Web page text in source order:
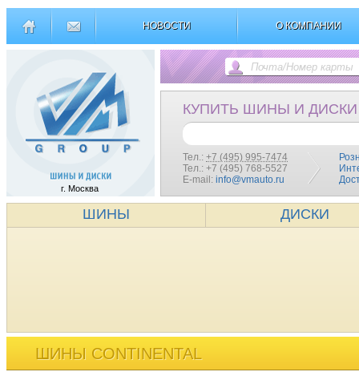
НОВОСТИ О КОМПАНИИ
г. Москва
КУПИТЬ ШИНЫ И ДИСКИ
Тел.: +7 (495) 995-7474
Тел.: +7 (495) 768-5527
E-mail: info@vmauto.ru
ШИНЫ ДИСКИ
ШИНЫ CONTINENTAL